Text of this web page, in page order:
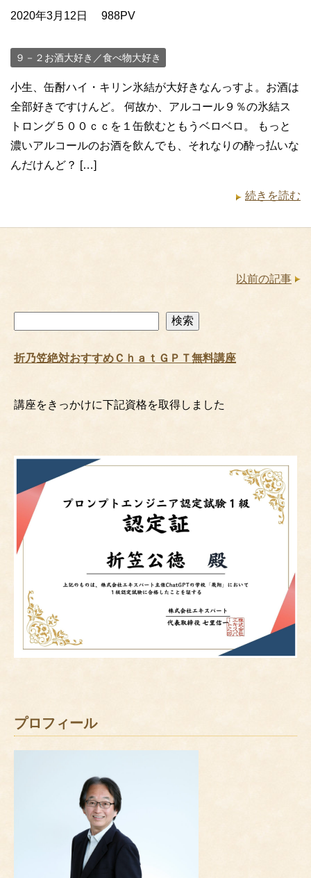
2020年3月12日 988PV
９－２お酒大好き／食べ物大好き
小生、缶酎ハイ・キリン氷結が大好きなんっすよ。お酒は
全部好きですけんど。 何故か、アルコール９％の氷結ス
トロング５００ｃｃを１缶飲むともうベロベロ。 もっと
濃いアルコールのお酒を飲んでも、それなりの酔っ払いな
んだけんど？ […]
続きを読む
以前の記事
索
検索
折乃笠絶対おすすめＣｈａｔＧＰＴ無料講座
講座をきっかけに下記資格を取得しました
プロフィール